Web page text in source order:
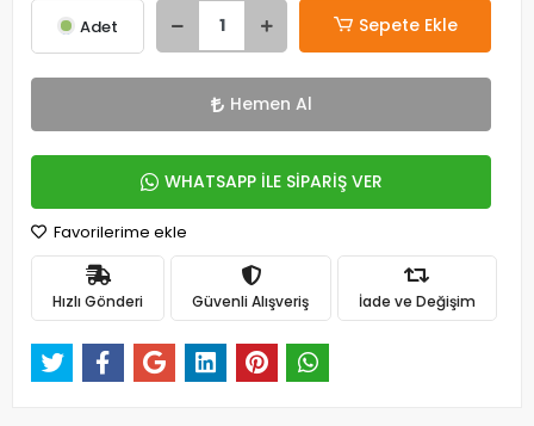
Adet Sepete Ekle
Hemen Al
WHATSAPP İLE SİPARİŞ VER
Favorilerime ekle
Hızlı Gönderi Güvenli Alışveriş İade ve Değişim